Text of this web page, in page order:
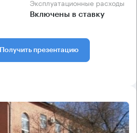
Эксплуатационные расходы
Включены в ставку
Получить презентацию